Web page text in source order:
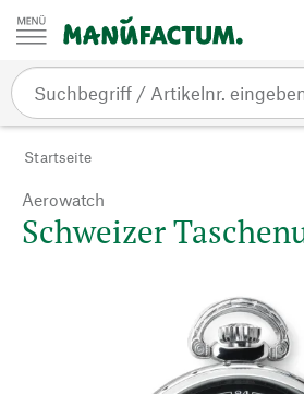
Zum Inhalt springen
Startseite
Aerowatch
Schweizer